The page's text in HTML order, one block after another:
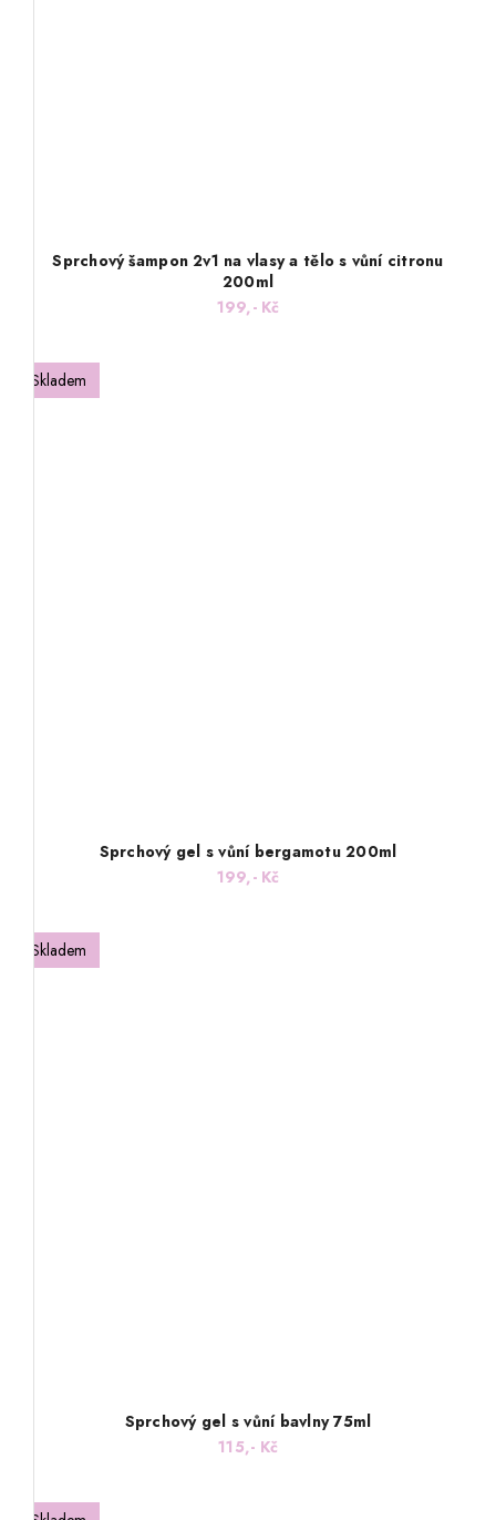
Sprchový šampon 2v1 na vlasy a tělo s vůní citronu
200ml
199,- Kč
Skladem
Sprchový gel s vůní bergamotu 200ml
199,- Kč
Skladem
Sprchový gel s vůní bavlny 75ml
115,- Kč